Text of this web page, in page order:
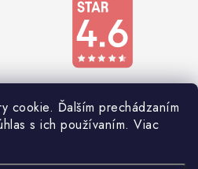
cookie. Ďalším prechádzaním
s ich používaním. Viac